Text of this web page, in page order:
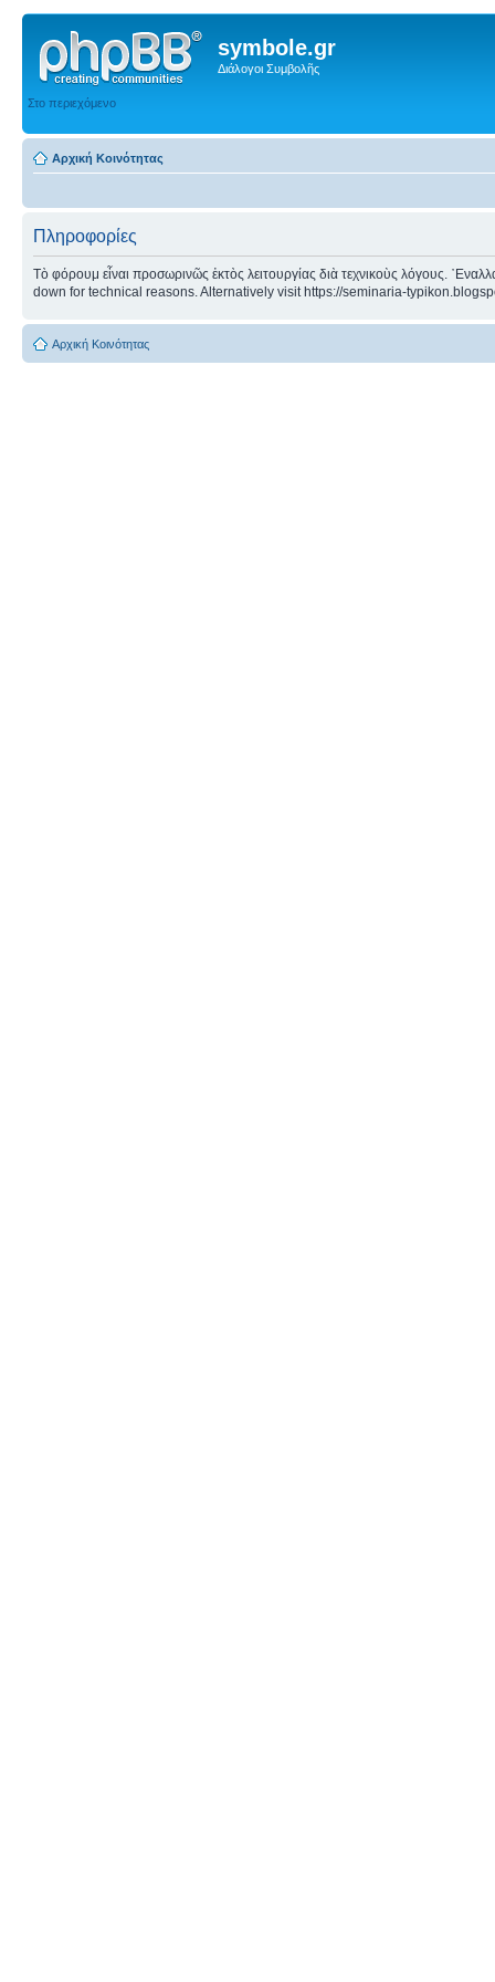
symbole.gr
Διάλογοι Συμβολῆς
Στο περιεχόμενο
Αρχική Κοινότητας
Πληροφορίες
Τὸ φόρουμ εἶναι προσωρινῶς ἐκτὸς λειτουργίας διὰ τεχνικοὺς λόγους.
down for technical reasons. Alternatively visit https://seminaria-
Αρχική Κοινότητας